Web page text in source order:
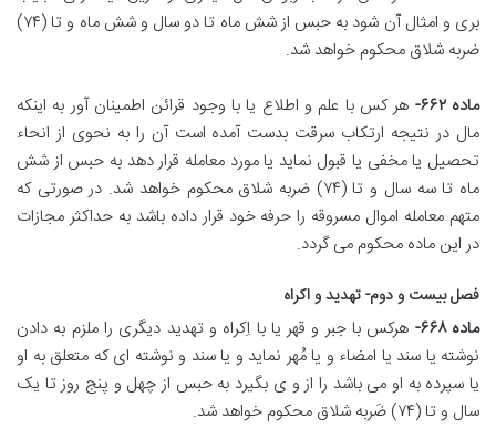
بری و امثال آن شود به حبس از شش ماه تا دو سال و شش ماه و تا (۷۴)
ضربه شلاق محکوم خواهد شد.
ماده ۶۶۲-
هر کس با علم و اطلاع یا با وجود قرائن اطمینان آور به اینکه
مال در نتیجه ارتکاب سرقت بدست آمده است آن را به نحوی از انحاء
تحصیل یا مخفی یا قبول نماید یا مورد معامله قرار دهد به حبس از شش
ماه تا سه سال و تا (۷۴) ضربه شلاق محکوم خواهد شد. در صورتی که
متهم معامله اموال مسروقه را حرفه خود قرار داده باشد به حداکثر مجازات
در این ماده محکوم می گردد.
فصل بیست و دوم- تهدید و اکراه
ماده ۶۶۸-
هرکس با جبر و قهر یا با اِکراه و تهدید دیگری را ملزم به دادن
نوشته یا سند یا امضاء و یا مُهر نماید و یا سند و نوشته ای که متعلق به او
یا سپرده به او می باشد را از و ی بگیرد به حبس از چهل و پنج روز تا یک
سال و تا (۷۴) ضَربه شلاق محکوم خواهد شد.